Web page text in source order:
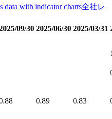
data with indicator charts全社レ
09/30 2025/06/30 2025/03/31
0.89 0.83